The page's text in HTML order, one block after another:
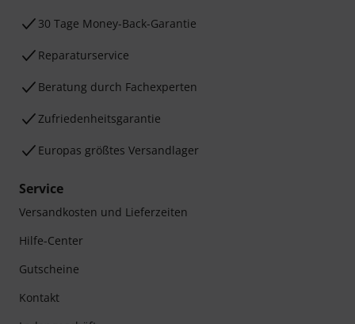
30 Tage Money-Back-Garantie
Reparaturservice
Beratung durch Fachexperten
Zufriedenheitsgarantie
Europas größtes Versandlager
Service
Versandkosten und Lieferzeiten
Hilfe-Center
Gutscheine
Kontakt